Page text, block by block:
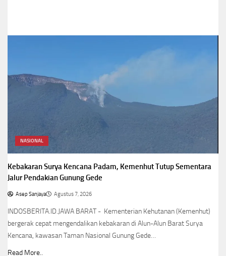
NASIONAL
Kebakaran Surya Kencana Padam, Kemenhut Tutup Sementara
Jalur Pendakian Gunung Gede
Asep Sanjaya Agustus 7, 2026
INDOSBERITA.ID.JAWA BARAT - Kementerian Kehutanan (Kemenhut)
bergerak cepat mengendalikan kebakaran di Alun-Alun Barat Surya
Kencana, kawasan Taman Nasional Gunung Gede…
Read More..